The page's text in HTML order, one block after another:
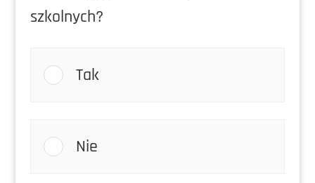
szkolnych?
Tak
Nie